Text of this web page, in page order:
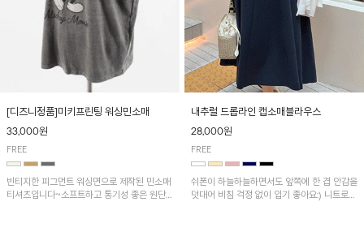
[디즈니정품]미키프린팅 워싱민소매
33,000원
FREE
빈티지한 피그먼트 워싱면으로 제작된 민소매
티셔츠입니다~소프트하고 통기성 좋은 원단
내추럴 드롭라인 캡소매블라우스
28,000원
FREE
쉬폰이 하늘하늘하면서도 앞쪽에 한 겹 안감을
덧대어 비침 걱정 없이 입기 좋아요:) 니트로